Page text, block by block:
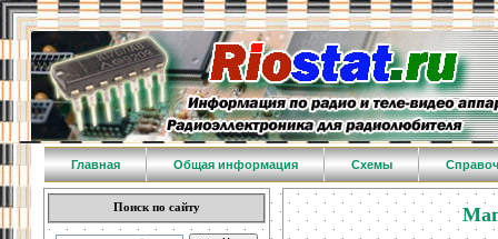
Главная Общая информация Схемы
Поиск по сайту